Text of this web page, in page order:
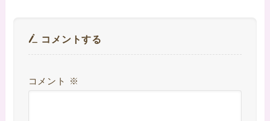
コメントする
コメント ※